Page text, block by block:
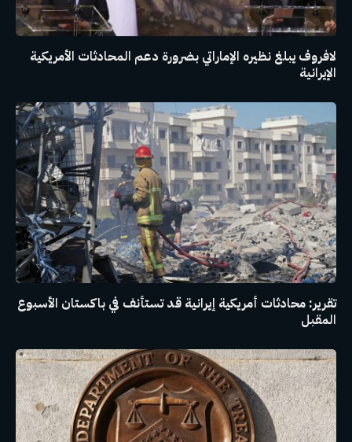
لافروف يبلغ نظيره الإماراتي بضرورة دعم المحادثات الأمريكية
الإيرانية
تقرير: محادثات أمريكية إيرانية قد تستأنف في باكستان الأسبوع
المقبل